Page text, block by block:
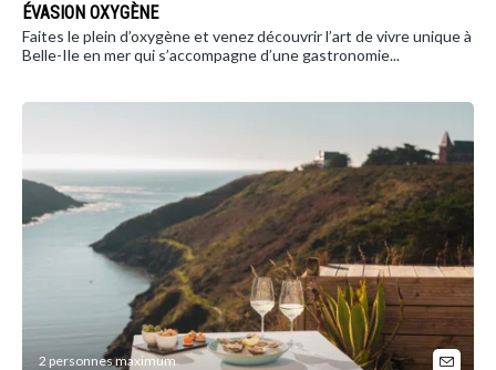
ÉVASION OXYGÈNE
Faites le plein d’oxygène et venez découvrir l’art de vivre unique à
Belle-Ile en mer qui s’accompagne d’une gastronomie...
2 personnes maximum